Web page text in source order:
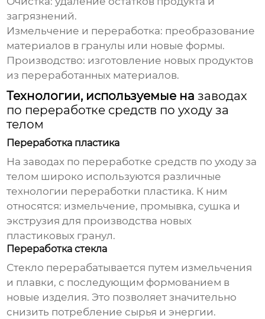
загрязнений.
Измельчение и переработка: преобразование
материалов в гранулы или новые формы.
Производство: изготовление новых продуктов
из переработанных материалов.
Технологии, используемые назаводах
по переработке средств по уходу за
телом
Переработка пластика
Назаводах по переработке средств по уходу за
телом широко используются различные
технологии переработки пластика. К ним
относятся: измельчение, промывка, сушка и
экструзия для производства новых
пластиковых гранул.
Переработка стекла
Стекло перерабатывается путем измельчения
и плавки, с последующим формованием в
новые изделия. Это позволяет значительно
снизить потребление сырья и энергии.